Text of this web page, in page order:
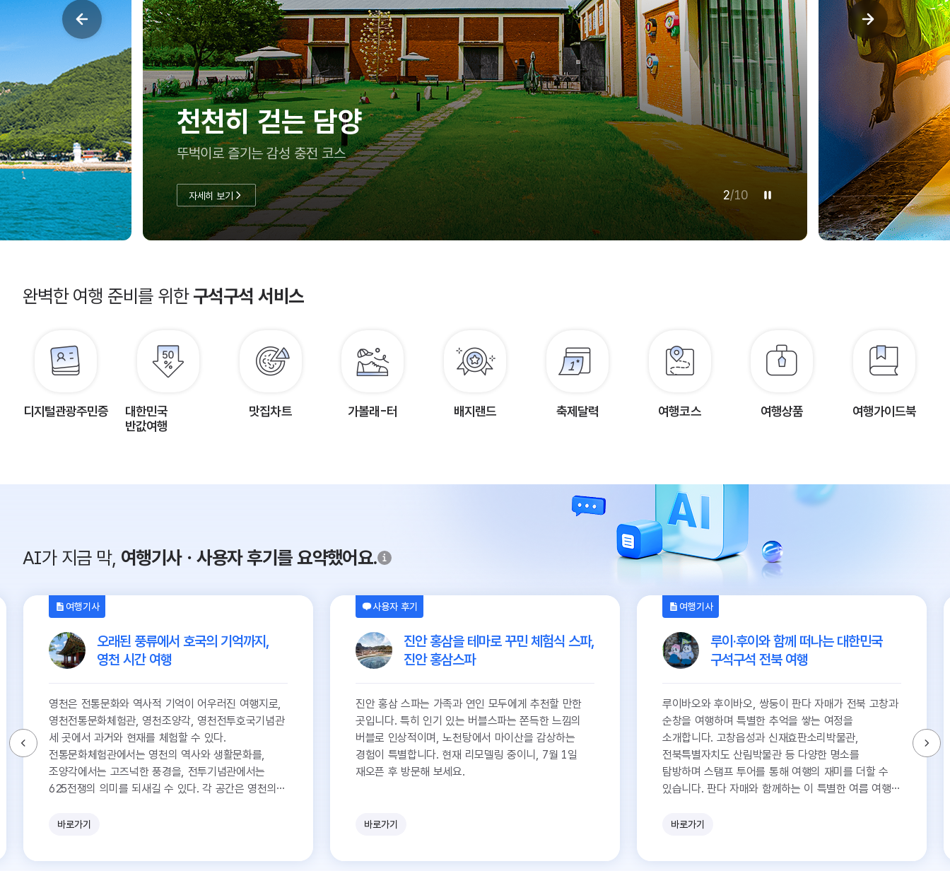
여름방학, 아이랑 어디 가지?
충남투어패스로 실속 있게 즐기는 태안 여행
자세히 보기 3/10
완벽한 여행 준비를 위한구석구석 서비스
디지털관광주민증
대한민국
반값여행
맛집차트 가볼래-터 배지랜드 축제달력 여행코스 여행상품 여행가이드북
AI가 지금 막, 여행기사ㆍ사용자 후기를 요약했어요.
여행기사
오래된 풍류에서 호국의 기억까지,
영천 시간 여행
영천은 전통문화와 역사적 기억이 어우러진 여행지로,
영천전통문화체험관, 영천조양각, 영천전투호국기념관
세 곳에서 과거와 현재를 체험할 수 있다.
전통문화체험관에서는 영천의 역사와 생활문화를,
조양각에서는 고즈넉한 풍경을, 전투기념관에서는
625전쟁의 의미를 되새길 수 있다. 각 공간은 영천의
바로가기
사용자 후기
진안 홍삼을 테마로 꾸민 체험식 스파,
진안 홍삼스파
진안 홍삼 스파는 가족과 연인 모두에게 추천할 만한
곳입니다. 특히 인기 있는 버블스파는 쫀득한 느낌의
버블로 인상적이며, 노천탕에서 마이산을 감상하는
경험이 특별합니다. 현재 리모델링 중이니, 7월 1일
재오픈 후 방문해 보세요.
바로가기
여행기사
루이·후이와 함께 떠나는 대한민국
구석구석 전북 여행
루이바오와 후이바오, 쌍둥이 판다 자매가 전북 고창과
순창을 여행하며 특별한 추억을 쌓는 여정을
소개합니다. 고창읍성과 신재효판소리박물관,
전북특별자치도 산림박물관 등 다양한 명소를
탐방하며 스탬프 투어를 통해 여행의 재미를 더할 수
있습니다. 판다 자매와 함께하는 이 특별한 여름 여행을
바로가기